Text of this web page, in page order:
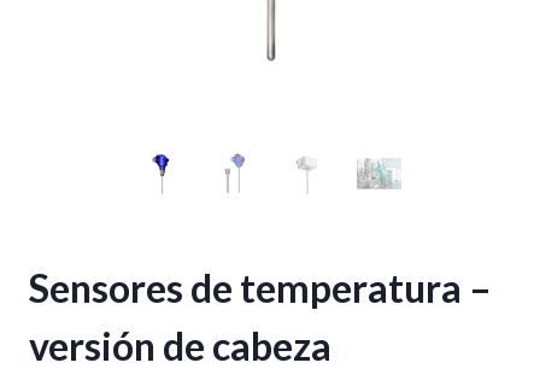
Sensores de temperatura –
versión de cabeza